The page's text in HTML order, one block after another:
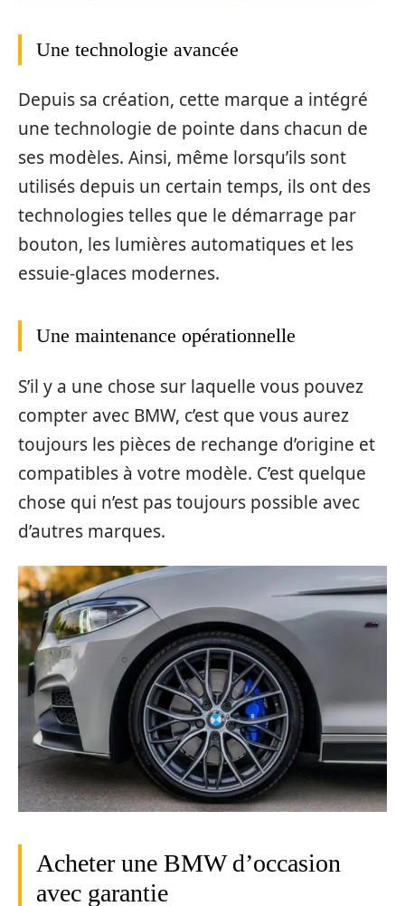
Une technologie avancée
Depuis sa création, cette marque a intégré
une technologie de pointe dans chacun de
ses modèles. Ainsi, même lorsqu’ils sont
utilisés depuis un certain temps, ils ont des
technologies telles que le démarrage par
bouton, les lumières automatiques et les
essuie-glaces modernes.
Une maintenance opérationnelle
S’il y a une chose sur laquelle vous pouvez
compter avec BMW, c’est que vous aurez
toujours les pièces de rechange d’origine et
compatibles à votre modèle. C’est quelque
chose qui n’est pas toujours possible avec
d’autres marques.
Acheter une BMW d’occasion
avec garantie